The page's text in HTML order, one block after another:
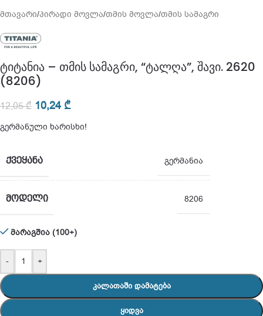
მთავარი/პირადი მოვლა/თმის მოვლა/თმის სამაგრი
ტიტანია – თმის სამაგრი, “ტალღა”, შავი. 2620
(8206)
12,05₾ 10,24 ₾
გერმანული ხარისხი!
ᲥᲕᲔᲧᲐᲜᲐ გერმანია
ᲛᲝᲓᲔᲚᲘ 8206
მარაგშია (100+)
- +
ᲙᲐᲚᲐᲗᲐᲨᲘ ᲓᲐᲛᲐᲢᲔᲑᲐ
ᲧᲘᲓᲕᲐ